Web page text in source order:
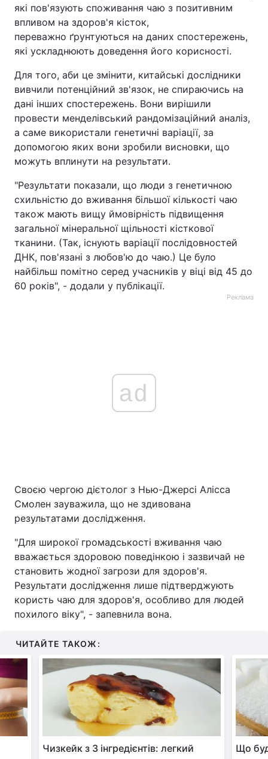
які пов'язують споживання чаю з позитивним
впливом на здоров'я кісток,
переважно ґрунтуються на даних спостережень,
які ускладнюють доведення його корисності.
Для того, аби це змінити, китайські дослідники
вивчили потенційний зв'язок, не спираючись на
дані інших спостережень. Вони вирішили
провести менделівський рандомізаційний аналіз,
а саме використали генетичні варіації, за
допомогою яких вони зробили висновки, що
можуть вплинути на результати.
"Результати показали, що люди з генетичною
схильністю до вживання більшої кількості чаю
також мають вищу ймовірність підвищення
загальної мінеральної щільності кісткової
тканини. (Так, існують варіації послідовностей
ДНК, пов'язані з любов'ю до чаю.) Це було
найбільш помітно серед учасників у віці від 45 до
60 років", - додали у публікації.
Реклама
ad
Своєю чергою дієтолог з Нью-Джерсі Алісса
Смолен зауважила, що не здивована
результатами дослідження.
"Для широкої громадськості вживання чаю
вважається здоровою поведінкою і зазвичай не
становить жодної загрози для здоров'я.
Результати дослідження лише підтверджують
користь чаю для здоров'я, особливо для людей
похилого віку", - запевнила вона.
ЧИТАЙТЕ ТАКОЖ:
Чизкейк з 3 інгредієнтів: легкий
Що